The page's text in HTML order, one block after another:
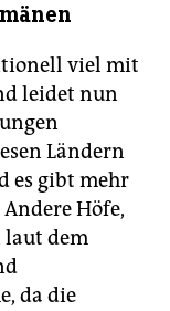
viel mit
leidet nun
Ländern
es gibt mehr
Höfe,
laut dem
da die